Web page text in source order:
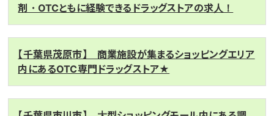
剤・OTCともに経験できるドラッグストアの求人！
【千葉県茂原市】 商業施設が集まるショッピングエリア
内にあるOTC専門ドラッグストア★